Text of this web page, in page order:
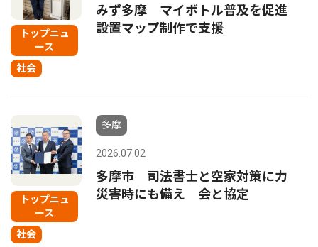
トップニュ
ース
社会
みず多摩 マイボトル普及を促進
設置マップ制作で支援
トップニュ
ース
社会
多摩
2026.07.02
多摩市 司法書士と空家対策に力
災害時にも備え 会と協定